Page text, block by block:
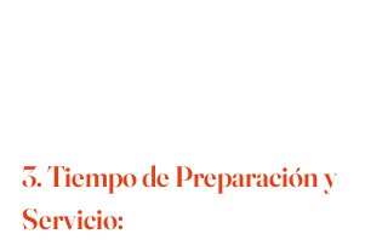
3. Tiempo de Preparación y
Servicio: